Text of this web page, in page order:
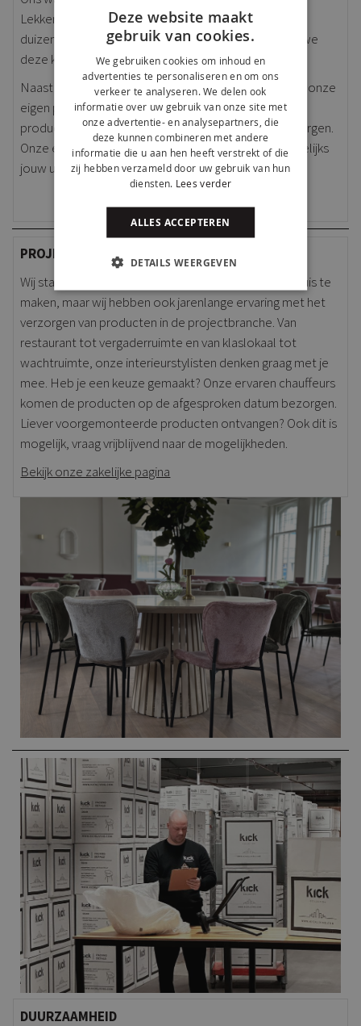
Lekkerkerk. Met een grootte van 1000 m2 kunnen wij
duizenden producten ontvangen en opslaan totdat we
deze kunnen bezorgen.
Naast het opslaan van producten, hebben wij bij Kick onze
eigen professionele bezorgservice. Wij kunnen onze
producten snel leveren, maar ook gemonteerd bezorgen.
Onze ervaren chauffeurs en monteurs bezorgen dagelijks
jouw unieke producten met een glimlach thuis.
PROJECTINRICHTING DOOR KICK
Wij staan niet alleen bekend om van een huis jouw thuis te
maken, maar wij hebben ook jarenlange ervaring met het
verzorgen van producten in de projectbranche. Van
restaurant tot vergaderruimte en van klaslokaal tot
wachtruimte, onze interieurstylisten denken graag met je
mee. Heb je een keuze gemaakt? Onze ervaren chauffeurs
komen de producten op de afgesproken datum bezorgen.
Liever voorgemonteerde producten ontvangen? Ook dit is
mogelijk, vraag vrijblijvend naar de mogelijkheden.
Bekijk onze zakelijke pagina
DUURZAAMHEID
Deze website maakt
gebruik van cookies.
We gebruiken cookies om inhoud en
advertenties te personaliseren en om ons
verkeer te analyseren. We delen ook
informatie over uw gebruik van onze site met
onze advertentie- en analysepartners, die
deze kunnen combineren met andere
informatie die u aan hen heeft verstrekt of die
zij hebben verzameld door uw gebruik van hun
diensten. Lees verder
ALLES ACCEPTEREN
DETAILS WEERGEVEN